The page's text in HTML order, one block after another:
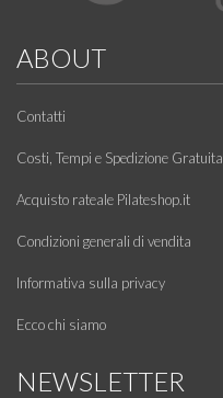
ABOUT
Contatti
Costi, Tempi e Spedizione Gratuita
Acquisto rateale Pilateshop.it
Condizioni generali di vendita
Informativa sulla privacy
Ecco chi siamo
NEWSLETTER